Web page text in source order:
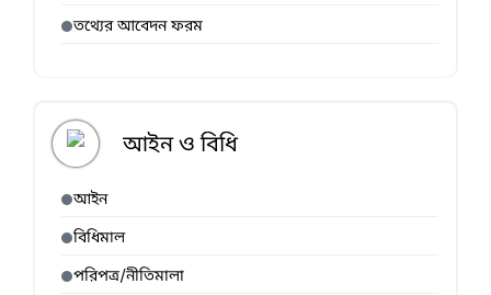
তথ্যের আবেদন ফরম
আইন ও বিধি
আইন
বিধিমাল
পরিপত্র/নীতিমালা